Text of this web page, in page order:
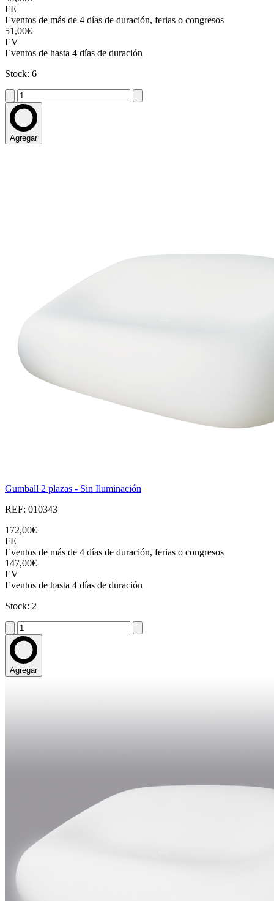
FE
Eventos de más de 4 días de duración, ferias o congresos
51,00€
EV
Eventos de hasta 4 días de duración
Stock: 6
Agregar
Gumball 2 plazas - Sin Iluminación
REF: 010343
172,00€
FE
Eventos de más de 4 días de duración, ferias o congresos
147,00€
EV
Eventos de hasta 4 días de duración
Stock: 2
Agregar